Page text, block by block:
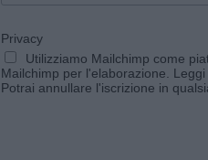
Privacy
Utilizziamo Mailchimp come
Mailchimp per l'elaborazione.
Potrai annullare l'iscrizione in